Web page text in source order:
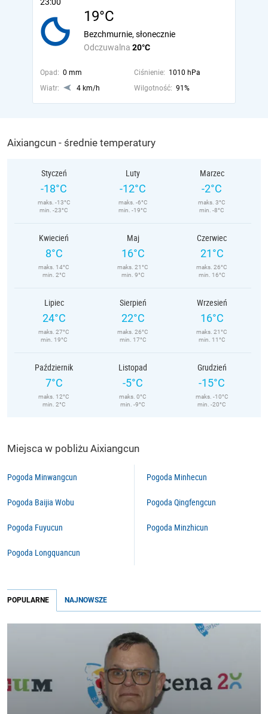
19°C
Odczuwalna 20°C
Bezchmurnie, słonecznie
Opad: 0 mm Ciśnienie: 1010 hPa
Wiatr:
4 km/h Wilgotność: 91%
Aixiangcun - średnie temperatury
Styczeń
-18°C
maks. -13°C
min. -23°C
Luty
-12°C
maks. -6°C
min. -19°C
Marzec
-2°C
maks. 3°C
min. -8°C
Kwiecień
8°C
maks. 14°C
min. 2°C
Maj
16°C
maks. 21°C
min. 9°C
Czerwiec
21°C
maks. 26°C
min. 16°C
Lipiec
24°C
maks. 27°C
min. 19°C
Sierpień
22°C
maks. 26°C
min. 17°C
Wrzesień
16°C
maks. 21°C
min. 11°C
Październik
7°C
maks. 12°C
min. 2°C
Listopad
-5°C
maks. 0°C
min. -9°C
Grudzień
-15°C
maks. -10°C
min. -20°C
Miejsca w pobliżu Aixiangcun
Pogoda Minwangcun
Pogoda Baijia Wobu
Pogoda Fuyucun
Pogoda Longquancun
Pogoda Minhecun
Pogoda Qingfengcun
Pogoda Minzhicun
POPULARNE NAJNOWSZE